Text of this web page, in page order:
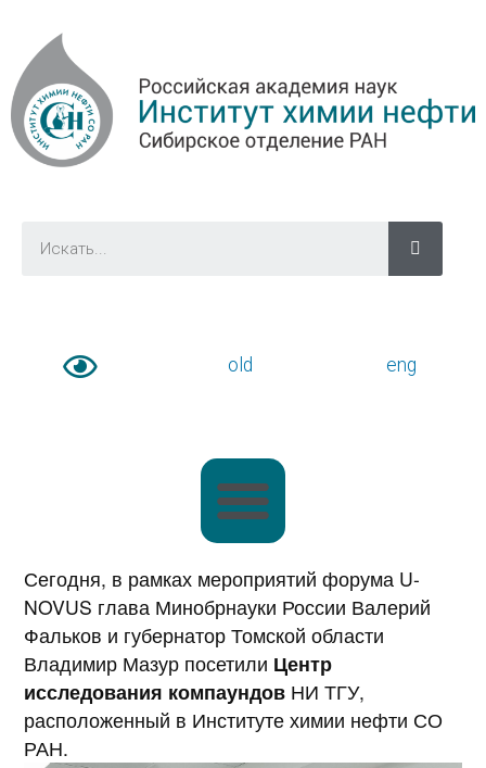
old eng
Сегодня, в рамках мероприятий форума U-
NOVUS глава Минобрнауки России Валерий
Фальков и губернатор Томской области
Владимир Мазур посетили Центр
исследования компаундов НИ ТГУ,
расположенный в Институте химии нефти СО
РАН.